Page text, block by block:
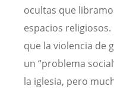
ocultas que
espacios
que la violencia de
un “problema
la iglesia, pero